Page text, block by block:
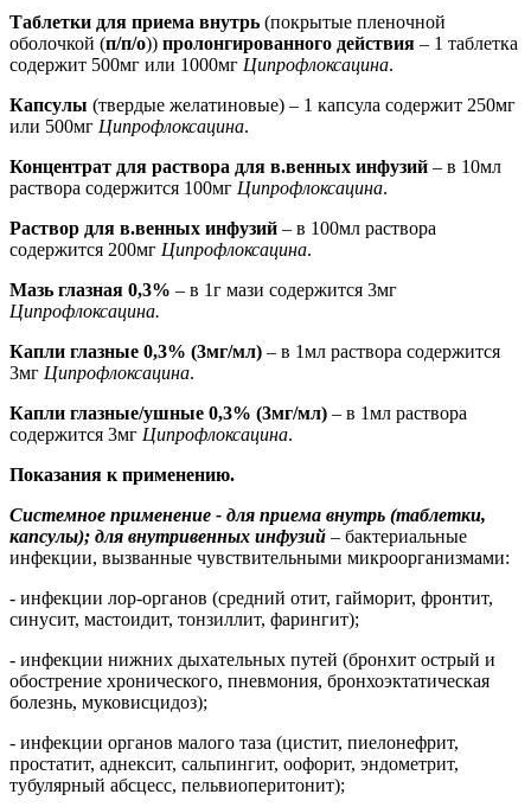
Таблетки для приема внутрь (покрытые пленочной
оболочкой (п/п/о)) пролонгированного действия – 1 таблетка
содержит 500мг или 1000мг Ципрофлоксацина.
Капсулы (твердые желатиновые) – 1 капсула содержит 250мг
или 500мг Ципрофлоксацина.
Концентрат для раствора для в.венных инфузий – в 10мл
раствора содержится 100мг Ципрофлоксацина.
Раствор для в.венных инфузий – в 100мл раствора
содержится 200мг Ципрофлоксацина.
Мазь глазная 0,3% – в 1г мази содержится 3мг
Ципрофлоксацина.
Капли глазные 0,3% (3мг/мл) – в 1мл раствора содержится
3мг Ципрофлоксацина.
Капли глазные/ушные 0,3% (3мг/мл) – в 1мл раствора
содержится 3мг Ципрофлоксацина.
Показания к применению.
Системное применение - для приема внутрь (таблетки,
капсулы); для внутривенных инфузий – бактериальные
инфекции, вызванные чувствительными микроорганизмами:
- инфекции лор-органов (средний отит, гайморит, фронтит,
синусит, мастоидит, тонзиллит, фарингит);
- инфекции нижних дыхательных путей (бронхит острый и
обострение хронического, пневмония, бронхоэктатическая
болезнь, муковисцидоз);
- инфекции органов малого таза (цистит, пиелонефрит,
простатит, аднексит, сальпингит, оофорит, эндометрит,
тубулярный абсцесс, пельвиоперитонит);